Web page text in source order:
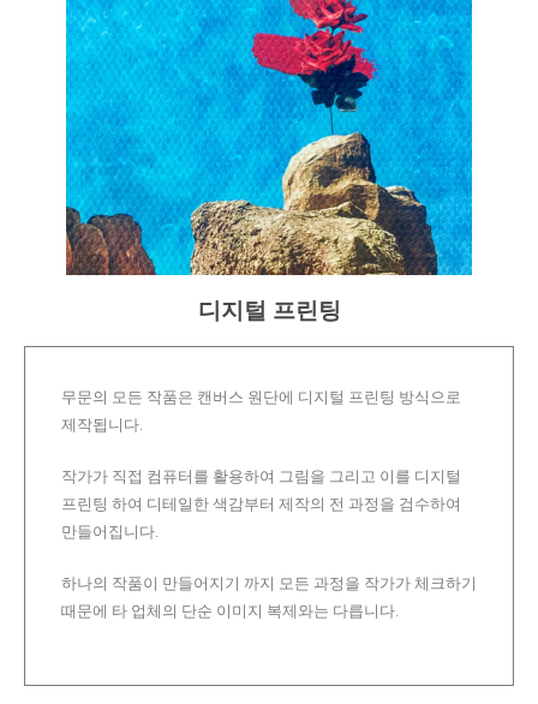
디지털 프린팅
무문의 모든 작품은 캔버스 원단에 디지털 프린팅 방식으로
제작됩니다.
작가가 직접 컴퓨터를 활용하여 그림을 그리고 이를 디지털
프린팅 하여 디테일한 색감부터 제작의 전 과정을 검수하여
만들어집니다.
하나의 작품이 만들어지기 까지 모든 과정을 작가가 체크하기
때문에 타 업체의 단순 이미지 복제와는 다릅니다.